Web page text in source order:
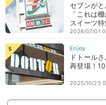
セブンが
「これは
スイーツ特
2026/07/01
ドトール
再登場！
2025/10/25